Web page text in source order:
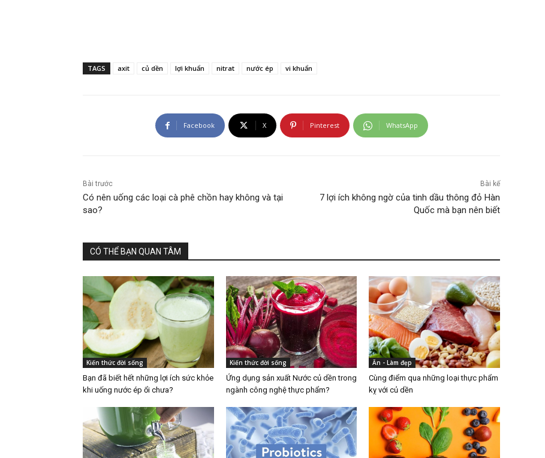
TAGS axit củ dền lợi khuẩn nitrat nước ép vi khuẩn
Facebook X Pinterest WhatsApp
Bài trước
Có nên uống các loại cà phê chồn hay không và tại
sao?
Bài kế
7 lợi ích không ngờ của tinh dầu thông đỏ Hàn
Quốc mà bạn nên biết
CÓ THỂ BẠN QUAN TÂM
Kiến thức đời sống
Bạn đã biết hết những lợi ích sức khỏe
khi uống nước ép ổi chưa?
Kiến thức đời sống
Ứng dụng sản xuất Nước củ dền trong
ngành công nghệ thực phẩm?
Ăn - Làm đẹp
Cùng điểm qua những loại thực phẩm
kỵ với củ dền